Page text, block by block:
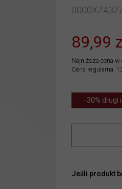
89,99
Najniższa cena
Cena regularna:
-30% drugi
Jeśli produkt